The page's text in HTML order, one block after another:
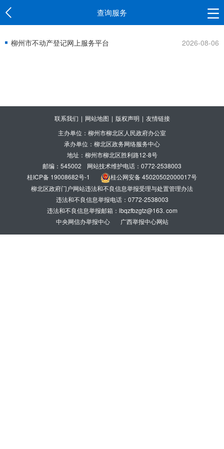
查询服务
柳州市不动产登记网上服务平台 2026-08-06
联系我们 | 网站地图 | 版权声明 | 友情链接
主办单位：柳州市柳北区人民政府办公室
承办单位：柳北区政务网络服务中心
地址：柳州市柳北区胜利路12-8号
邮编：545002
网站技术维护电话：0772-2538003
桂ICP备 19008682号-1
桂公网安备 45020502000017号
柳北区政府门户网站违法和不良信息举报受理与处置管理办法
违法和不良信息举报电话：0772-2538003
违法和不良信息举报邮箱：lbqzfbzgtz@163. com
中央网信办举报中心
广西举报中心网站